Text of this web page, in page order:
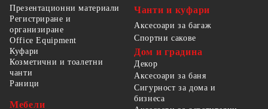
Презентационни материали
Регистриране и
организиране
Office Equipment
Чанти и куфари
Аксесоари за багаж
Спортни сакове
Куфари
Козметични и тоалетни
чанти
Раници
Мебели
Дом и градина
Декор
Аксесоари за баня
Сигурност за дома и
бизнеса